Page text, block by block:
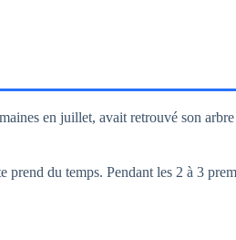
en juillet, avait retrouvé son
du temps. Pendant les 2 à 3